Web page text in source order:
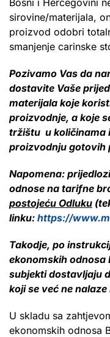
sirovine/materijala,
proizvod odobri
smanjenje carinske
Pozivamo Vas da
dostavite Vaše
materijala koje
proizvodnje, a koje
tržištu u količinama
proizvodnju gotovih
Napomena:
odnose na tarifne
postojeću Odluku
linku: https://
Takodje, po
ekonomskih odnosa
subjekti dostavljaju
koji se već ne
U skladu sa
ekonomskih odnosa